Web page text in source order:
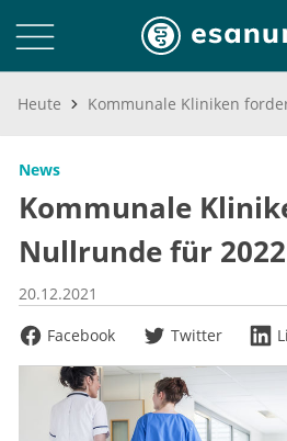
Heute Kommunale Kliniken
News
Kommunale
Nullrunde für 2022
20.12.2021
Facebook
Twitter